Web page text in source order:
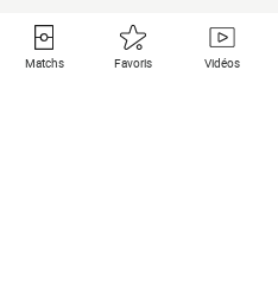
Matchs Favoris Vidéos